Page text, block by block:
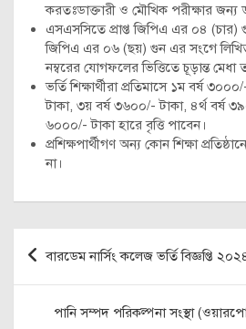
করতঃডাক্তারী ও মৌখিক পরীক্ষার জন্য
এসএসসিতে প্রাপ্ত জিপিএ এর ০৪ (চার)
জিপিএ এর ০৬ (ছয়) গুন এর সংগে লিখিত
নম্বরের যোগফলের ভিত্তিতে চূড়ান্ত মেধা
ভর্তি শিক্ষার্থীরা প্রতিমাসে ১ম বর্ষ
টাকা, ৩য় বর্ষ ৩৬০০/- টাকা, ৪র্থ বর্ষ
৬০০০/- টাকা হারে বৃত্তি পাবেন।
প্রশিক্ষপার্থীগণ অন্য কোন শিক্ষা
না।
Post
navigation
বারডেম নার্সিং কলেজ ভর্তি বিজ্ঞপ্তি
পানি সম্পদ পরিকল্পনা সংস্থা